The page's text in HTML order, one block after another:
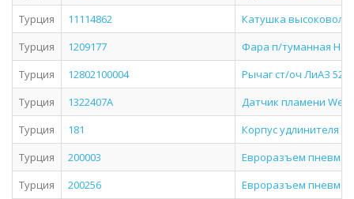
Турция
11114862
Катушка
Турция
1209177
Фара п/туманная
Турция
12802100004
Рычаг ст/оч ЛиАЗ
Турция
1322407A
Датчик пламени
Турция
181
Корпус удлинителя 6-
Турция
200003
Евроразъем
Турция
200256
Евроразъем